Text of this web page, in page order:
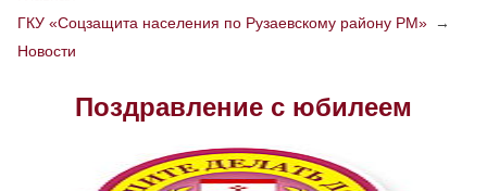
РАЗМЕР ТЕКСТА
Скрыть Ч/б
ГКУ «Соцзащита населения по Рузаевскому району РМ» →
Новости
Поздравление с юбилеем